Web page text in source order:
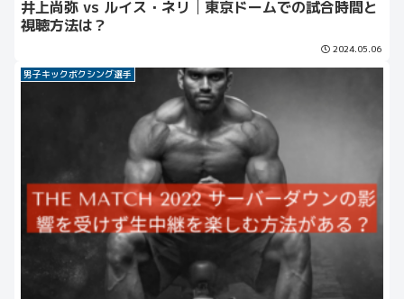
井上尚弥 vs ルイス・ネリ│東京ドームでの試合時間と
視聴方法は？
2024.05.06
男子キックボクシング選手